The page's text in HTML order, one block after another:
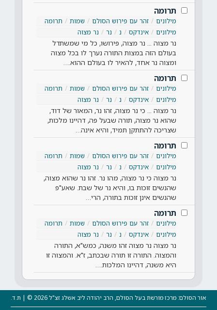
תרומה
מילונים זהר עם פירוש הסולם שמות
תרומה
מילונים
אינדקס נ נר נר מצוה
נר מצוה ... נר מצוה, פירושו, כל מי שמשתדל
בעולם הזה במצות התורה נערך לו בכל מצוה
ומצוה נר אחד, להאיר לו בעולם ההוא.…
תרומה
מילונים זהר עם פירוש הסולם שמות
תרומה
מילונים
אינדקס נ נר נר מצוה
נר מצוה ... כי נר מצוה, זהו נר, המאור של דוד,
שהוא נר מצוה, תורה שבעל פה, דהיינו מלכות,
שצריכה להתתקן תמיד, והיא אינה…
תרומה
מילונים זהר עם פירוש הסולם שמות
תרומה
מילונים
אינדקס נ נר נר מצוה
נר מצוה כי נר מצוה, מהו נר. זהו נר שהוא מצוה,
שהנשים זוכות בו, והיא נר של שבת. שאע"פ
שהנשים אינן זוכות בתורה, הרי…
תרומה
מילונים זהר עם פירוש הסולם שמות
תרומה
מילונים
אינדקס נ נר נר מצוה
נר מצוה נר מצוה זהו משנה, כמש"א, התורה
והמצוה. התורה זו תורה שבכתב, ז"א. והמצוה זו
היא משנה, דהיינו המלכות.…
אור הסולם: מרכז מורשת בעל הסולם, הרב יהודה ליב אשלג זצ"ל 2026 © | ת.ד.